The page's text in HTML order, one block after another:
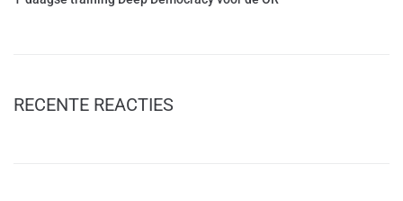
RECENTE REACTIES